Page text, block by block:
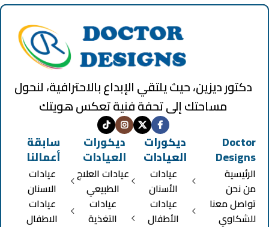
دكتور ديزين، حيث يلتقي الإبداع بالاحترافية، لنحول
مساحتك إلى تحفة فنية تعكس هويتك
Doctor
Designs
الرئيسية
من نحن
تواصل معنا
للشكاوي
ديكورات
العيادات
عيادات
الأسنان
عيادات
الأطفال
ديكورات
العيادات
عيادات العلاج
الطبيعي
عيادات
التغذية
سابقة
أعمالنا
عيادات
الاسنان
عيادات
الاطفال